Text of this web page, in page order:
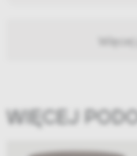
WIĘCEJ